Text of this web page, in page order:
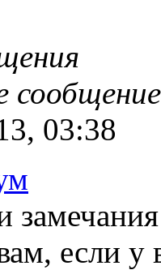
сообщение
03:38
если у